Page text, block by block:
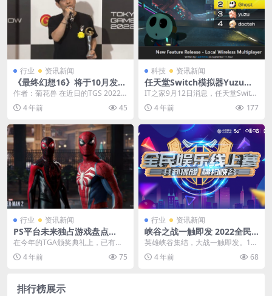
行业 资讯新闻
《最终幻想16》将于10月发布
最新情报 发售日或将公开
作者：菊花兽 在近日的TGS 2022
中，《最终幻想16》获得了未来游
戏奖，吉田...
4 年前 45
科技 资讯新闻
任天堂Switch模拟器Yuzu已
支持本地无线联机多人游戏
IT之家9月12日消息，任天堂Switch
模拟器Yuzu现已支持本地无线联机
多人...4 年前 177
行业 资讯新闻
PS平台未来独占游戏盘点
《死亡搁浅2》《FF16》等
在今年的TGA颁奖典礼上，已有几
款PS独占游戏公布或放出了新消
息，那么未来有哪些...
4 年前 75
行业 资讯新闻
峡谷之战一触即发 2022全民
娱乐线上赛广州报名进行时
英雄峡谷集结，大战一触即发。11
月28日，2022全民娱乐线上赛广州
赛区报名通道...
4 年前 68
排行榜展示